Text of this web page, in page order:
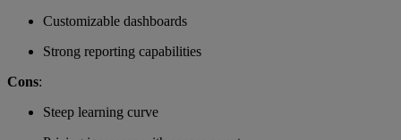
Customizable dashboards
Strong reporting capabilities
Cons:
Steep learning curve